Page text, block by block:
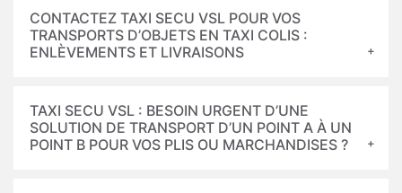
CONTACTEZ TAXI SECU VSL POUR VOS
TRANSPORTS D’OBJETS EN TAXI COLIS :
ENLÈVEMENTS ET LIVRAISONS
TAXI SECU VSL : BESOIN URGENT D’UNE
SOLUTION DE TRANSPORT D’UN POINT A À UN
POINT B POUR VOS PLIS OU MARCHANDISES ?